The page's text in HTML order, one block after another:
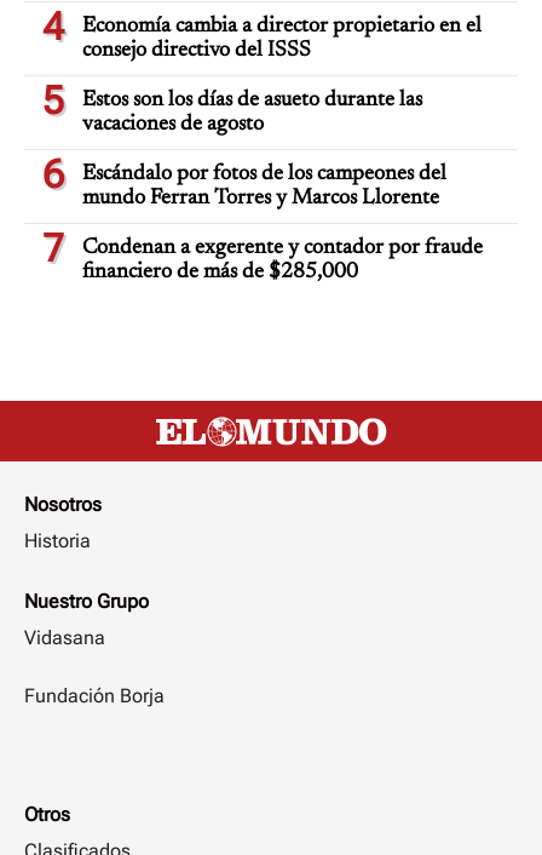
4
Economía cambia a director propietario en el
consejo directivo del ISSS
5
Estos son los días de asueto durante las
vacaciones de agosto
6
Escándalo por fotos de los campeones del
mundo Ferran Torres y Marcos Llorente
7
Condenan a exgerente y contador por fraude
financiero de más de $285,000
Nosotros
Historia
Nuestro Grupo
Vidasana
Fundación Borja
Otros